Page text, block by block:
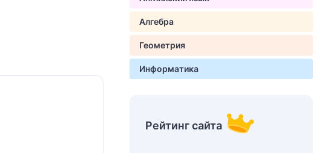
Алгебра
Геометрия
Информатика
Рейтинг сайта